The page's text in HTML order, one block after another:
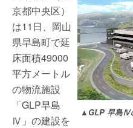
▲GLP 早島Ⅳ
京都中央区）
は11日、岡山
県早島町で延
床面積49000
平方メートル
の物流施設
「GLP早島
Ⅳ」の建設を